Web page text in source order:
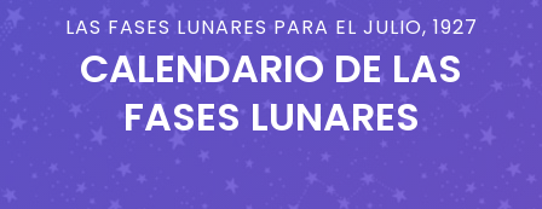
LAS FASES LUNARES PARA EL JULIO, 1927
CALENDARIO DE LAS
FASES LUNARES